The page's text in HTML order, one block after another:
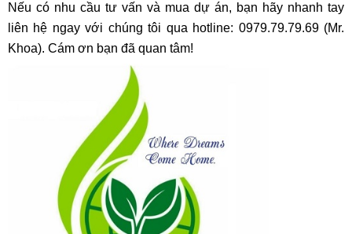
Nếu có nhu cầu tư vấn và mua dự án, bạn hãy nhanh tay
liên hệ ngay với chúng tôi qua hotline: 0979.79.79.69 (Mr.
Khoa). Cám ơn bạn đã quan tâm!